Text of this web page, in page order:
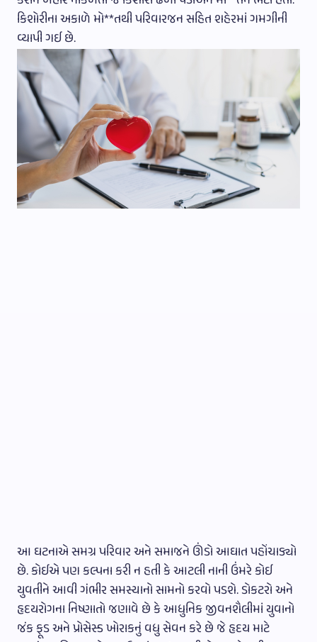
કિશોરીના અકાળે મો**તથી પરિવારજન સહિત શહેરમાં ગમગીની
વ્યાપી ગઈ છે.
આ ઘટનાએ સમગ્ર પરિવાર અને સમાજને ઊંડો આઘાત પહોંચાડ્યો
છે. કોઈએ પણ કલ્પના કરી ન હતી કે આટલી નાની ઉંમરે કોઈ
યુવતીને આવી ગંભીર સમસ્યાનો સામનો કરવો પડશે. ડોકટરો અને
હૃદયરોગના નિષ્ણાતો જણાવે છે કે આધુનિક જીવનશૈલીમાં યુવાનો
જંક ફૂડ અને પ્રોસેસ્ડ ખોરાકનું વધુ સેવન કરે છે જે હૃદય માટે